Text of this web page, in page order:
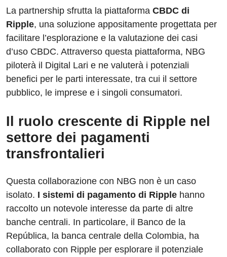
La partnership sfrutta la piattaforma CBDC di
Ripple, una soluzione appositamente progettata per
facilitare l’esplorazione e la valutazione dei casi
d’uso CBDC. Attraverso questa piattaforma, NBG
piloterà il Digital Lari e ne valuterà i potenziali
benefici per le parti interessate, tra cui il settore
pubblico, le imprese e i singoli consumatori.
Il ruolo crescente di Ripple nel
settore dei pagamenti
transfrontalieri
Questa collaborazione con NBG non è un caso
isolato. I sistemi di pagamento di Ripple hanno
raccolto un notevole interesse da parte di altre
banche centrali. In particolare, il Banco de la
República, la banca centrale della Colombia, ha
collaborato con Ripple per esplorare il potenziale